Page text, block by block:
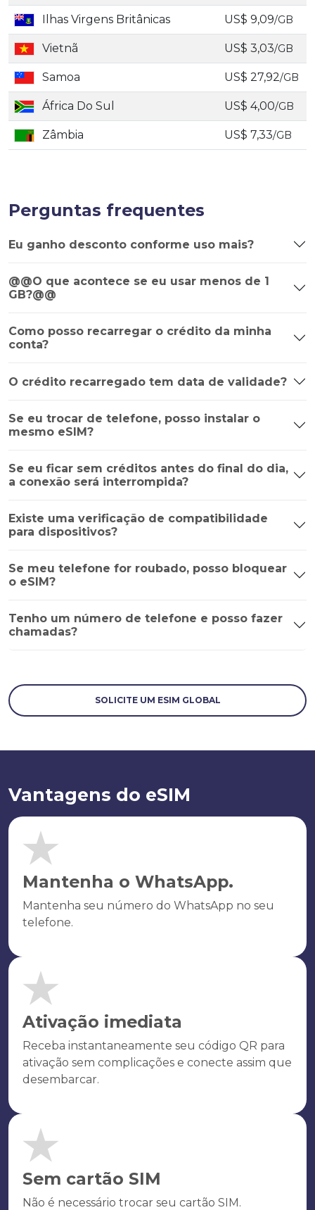
Ilhas Virgens Britânicas US$ 9,09/GB
Vietnã US$ 3,03/GB
Samoa US$ 27,92/GB
África Do Sul US$ 4,00/GB
Zâmbia US$ 7,33/GB
Perguntas frequentes
Eu ganho desconto conforme uso mais?
@@O que acontece se eu usar menos de 1
GB?@@
Como posso recarregar o crédito da minha
conta?
O crédito recarregado tem data de validade?
Se eu trocar de telefone, posso instalar o
mesmo eSIM?
Se eu ficar sem créditos antes do final do dia,
a conexão será interrompida?
Existe uma verificação de compatibilidade
para dispositivos?
Se meu telefone for roubado, posso bloquear
o eSIM?
Tenho um número de telefone e posso fazer
chamadas?
SOLICITE UM ESIM GLOBAL
Vantagens do eSIM
Mantenha o WhatsApp.
Mantenha seu número do WhatsApp no seu
telefone.
Ativação imediata
Receba instantaneamente seu código QR para
ativação sem complicações e conecte assim que
desembarcar.
Sem cartão SIM
Não é necessário trocar seu cartão SIM.